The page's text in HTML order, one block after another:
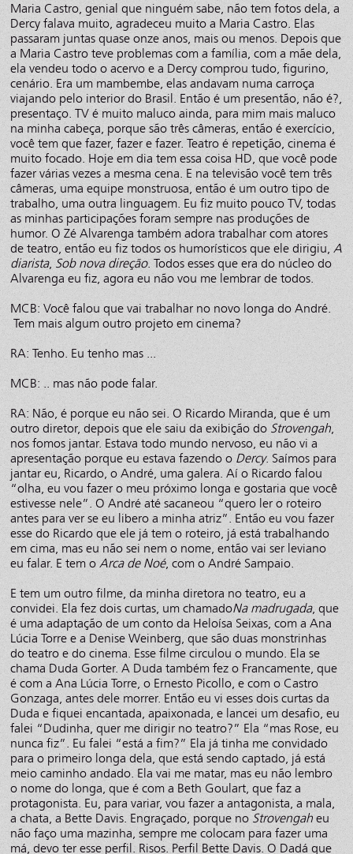
Maria Castro, genial que ninguém sabe, não tem fotos dela, a
Dercy falava muito, agradeceu muito a Maria Castro. Elas
passaram juntas quase onze anos, mais ou menos. Depois que
a Maria Castro teve problemas com a família, com a mãe dela,
ela vendeu todo o acervo e a Dercy comprou tudo, figurino,
cenário. Era um mambembe, elas andavam numa carroça
viajando pelo interior do Brasil. Então é um presentão, não é?,
presentaço. TV é muito maluco ainda, para mim mais maluco
na minha cabeça, porque são três câmeras, então é exercício,
você tem que fazer, fazer e fazer. Teatro é repetição, cinema é
muito focado. Hoje em dia tem essa coisa HD, que você pode
fazer várias vezes a mesma cena. E na televisão você tem três
câmeras, uma equipe monstruosa, então é um outro tipo de
trabalho, uma outra linguagem. Eu fiz muito pouco TV, todas
as minhas participações foram sempre nas produções de
humor. O Zé Alvarenga também adora trabalhar com atores
de teatro, então eu fiz todos os humorísticos que ele dirigiu,A
diarista, Sob nova direção. Todos esses que era do núcleo do
Alvarenga eu fiz, agora eu não vou me lembrar de todos.
MCB: Você falou que vai trabalhar no novo longa do André.
Tem mais algum outro projeto em cinema?
RA: Tenho. Eu tenho mas ...
MCB: .. mas não pode falar.
RA: Não, é porque eu não sei. O Ricardo Miranda, que é um
outro diretor, depois que ele saiu da exibição do Strovengah,
nos fomos jantar. Estava todo mundo nervoso, eu não vi a
apresentação porque eu estava fazendo o Dercy. Saímos para
jantar eu, Ricardo, o André, uma galera. Aí o Ricardo falou
“olha, eu vou fazer o meu próximo longa e gostaria que você
estivesse nele”. O André até sacaneou “quero ler o roteiro
antes para ver se eu libero a minha atriz”. Então eu vou fazer
esse do Ricardo que ele já tem o roteiro, já está trabalhando
em cima, mas eu não sei nem o nome, então vai ser leviano
eu falar. E tem oArca de Noé, com o André Sampaio.
E tem um outro filme, da minha diretora no teatro, eu a
convidei. Ela fez dois curtas, um chamadoNa madrugada, que
é uma adaptação de um conto da Heloísa Seixas, com a Ana
Lúcia Torre e a Denise Weinberg, que são duas monstrinhas
do teatro e do cinema. Esse filme circulou o mundo. Ela se
chama Duda Gorter. A Duda também fez o Francamente, que
é com a Ana Lúcia Torre, o Ernesto Picollo, e com o Castro
Gonzaga, antes dele morrer. Então eu vi esses dois curtas da
Duda e fiquei encantada, apaixonada, e lancei um desafio, eu
falei “Dudinha, quer me dirigir no teatro?” Ela “mas Rose, eu
nunca fiz”. Eu falei “está a fim?” Ela já tinha me convidado
para o primeiro longa dela, que está sendo captado, já está
meio caminho andado. Ela vai me matar, mas eu não lembro
o nome do longa, que é com a Beth Goulart, que faz a
protagonista. Eu, para variar, vou fazer a antagonista, a mala,
a chata, a Bette Davis. Engraçado, porque no Strovengah eu
não faço uma mazinha, sempre me colocam para fazer uma
má, devo ter esse perfil. Risos. Perfil Bette Davis. O Dadá que